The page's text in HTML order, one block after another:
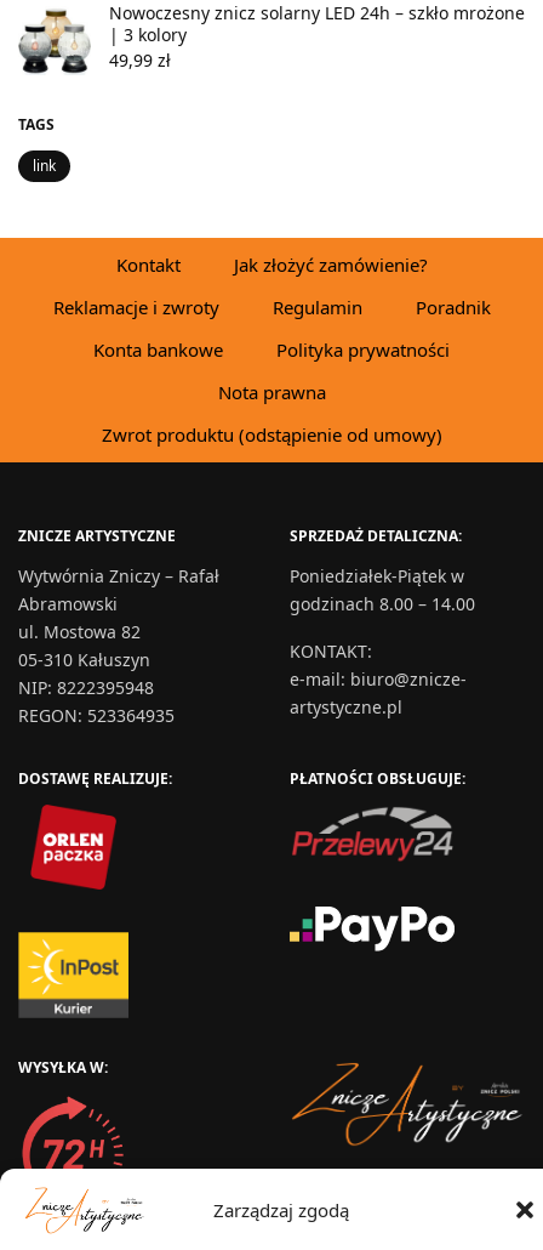
Zarządzaj zgodą
Nowoczesny znicz solarny LED 24h – szkło mrożone
| 3 kolory
49,99 zł
TAGS
link
Kontakt
Jak złożyć zamówienie?
Reklamacje i zwroty
Regulamin
Poradnik
Konta bankowe
Polityka prywatności
Nota prawna
Zwrot produktu (odstąpienie od umowy)
ZNICZE ARTYSTYCZNE
Wytwórnia Zniczy – Rafał
Abramowski
ul. Mostowa 82
05-310 Kałuszyn
NIP: 8222395948
REGON: 523364935
SPRZEDAŻ DETALICZNA:
Poniedziałek-Piątek w
godzinach 8.00 – 14.00
KONTAKT:
e-mail: biuro@znicze-
artystyczne.pl
DOSTAWĘ REALIZUJE: PŁATNOŚCI OBSŁUGUJE:
WYSYŁKA W:
Wytwórnia Zniczy